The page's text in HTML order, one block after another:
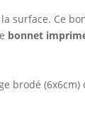
surface. Ce
bonnet
brodé (6x6cm)